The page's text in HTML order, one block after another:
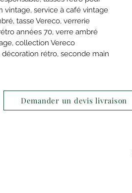
vintage, service à café vintage
tasse Vereco, verrerie
années 70, verre ambré
collection Vereco
rétro, seconde main
Demander un devis livraison